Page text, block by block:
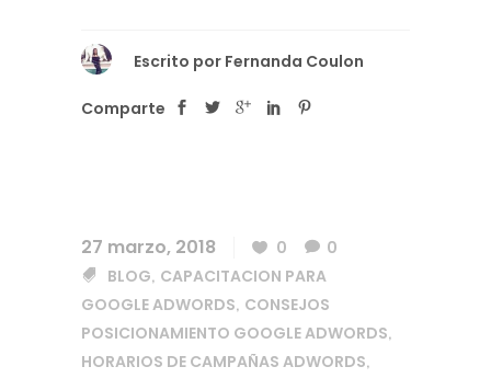
Escrito por Fernanda Coulon
Comparte
27 marzo, 2018 0
0
BLOG, CAPACITACION PARA
GOOGLE ADWORDS, CONSEJOS
POSICIONAMIENTO GOOGLE ADWORDS,
HORARIOS DE CAMPAÑAS ADWORDS,